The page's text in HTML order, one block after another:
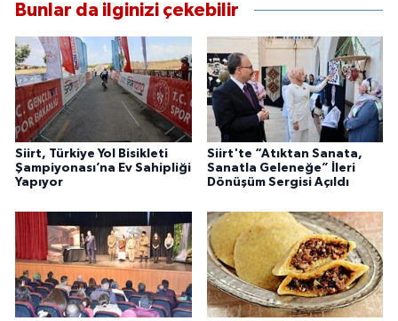
Bunlar da ilginizi çekebilir
Siirt, Türkiye Yol Bisikleti
Şampiyonası’na Ev Sahipliği
Yapıyor
Siirt'te “Atıktan Sanata,
Sanatla Geleneğe” İleri
Dönüşüm Sergisi Açıldı